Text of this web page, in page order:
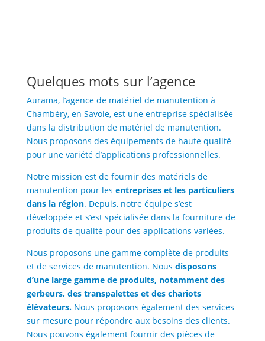
Quelques mots sur l’agence
Aurama, l’agence de matériel de manutention à
Chambéry, en Savoie, est une entreprise spécialisée
dans la distribution de matériel de manutention.
Nous proposons des équipements de haute qualité
pour une variété d’applications professionnelles.
Notre mission est de fournir des matériels de
manutention pour les entreprises et les particuliers
dans la région. Depuis, notre équipe s’est
développée et s’est spécialisée dans la fourniture de
produits de qualité pour des applications variées.
Nous proposons une gamme complète de produits
et de services de manutention. Nous disposons
d’une large gamme de produits, notamment des
gerbeurs, des transpalettes et des chariots
élévateurs.Nous proposons également des services
sur mesure pour répondre aux besoins des clients.
Nous pouvons également fournir des pièces de